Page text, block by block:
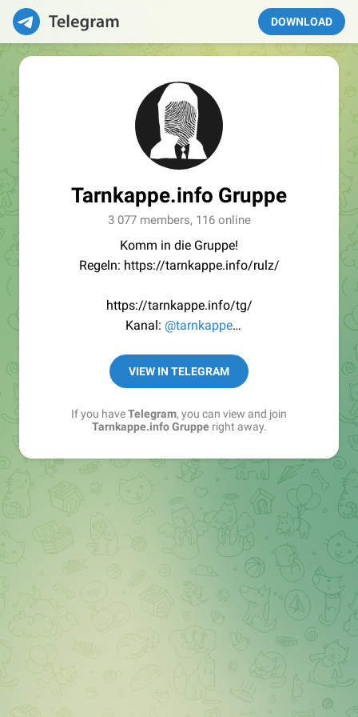
DOWNLOAD
Tarnkappe.info Gruppe
3 077 members, 116 online
Komm in die Gruppe!
Regeln: https://tarnkappe.info/rulz/
https://tarnkappe.info/tg/
Kanal: @tarnkappe
Best of:@bestoftarnkappe
Kochen: https://t.me/+WSW5F1VcmhliMjk6
VIEW IN TELEGRAM
If you haveTelegram, you can view and join
Tarnkappe.info Grupperight away.